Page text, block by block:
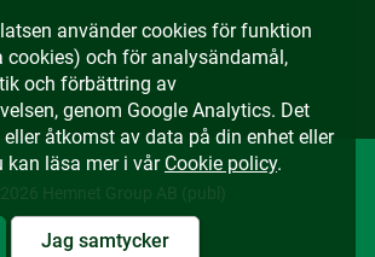
Hemnet Group AB (publ)
använder cookies för funktion
cookies) och för analysändamål,
och förbättring av
genom Google Analytics. Det
åtkomst av data på din enhet eller
kan läsa mer i vår Cookie policy.
Jag samtycker